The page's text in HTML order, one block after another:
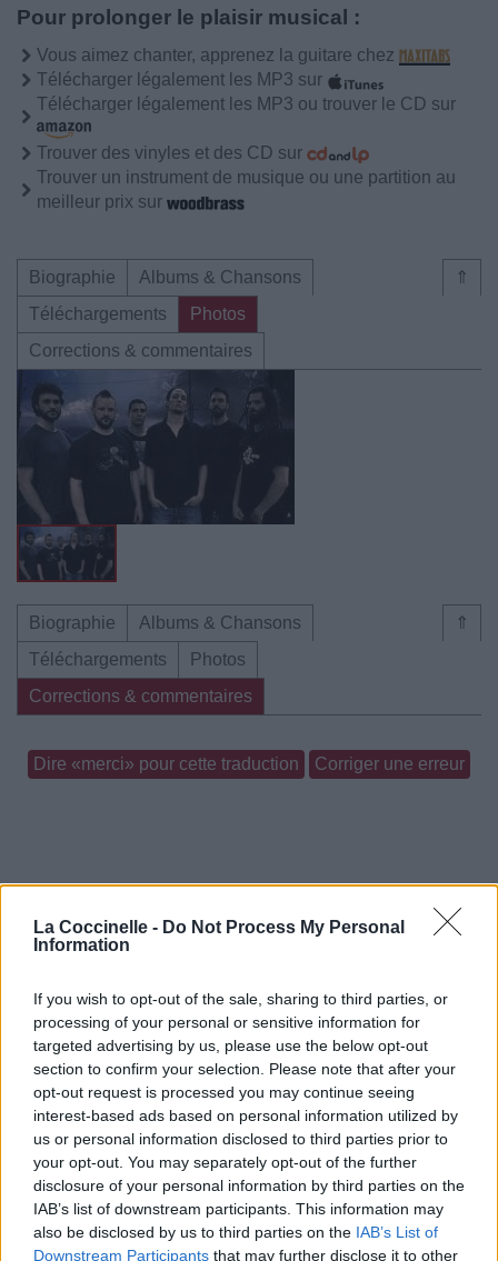
La Coccinelle - Do Not Process My Personal
Information
If you wish to opt-out of the sale, sharing to third parties, or
processing of your personal or sensitive information for
targeted advertising by us, please use the below opt-out
section to confirm your selection. Please note that after your
opt-out request is processed you may continue seeing
interest-based ads based on personal information utilized by
us or personal information disclosed to third parties prior to
your opt-out. You may separately opt-out of the further
disclosure of your personal information by third parties on the
IAB’s list of downstream participants. This information may
also be disclosed by us to third parties on the IAB’s List of
Downstream Participants that may further disclose it to other
Pour prolonger le plaisir musical :
Vous aimez chanter, apprenez la guitare chez
Télécharger légalement les MP3 sur
Télécharger légalement les MP3 ou trouver le CD sur
Trouver des vinyles et des CD sur
Trouver un instrument de musique ou une partition au
meilleur prix sur
⇑
Biographie
Albums & Chansons
Téléchargements
Photos
Corrections & commentaires
⇑
Biographie
Albums & Chansons
Téléchargements
Photos
Corrections & commentaires
Dire «merci» pour cette traduction Corriger une erreur